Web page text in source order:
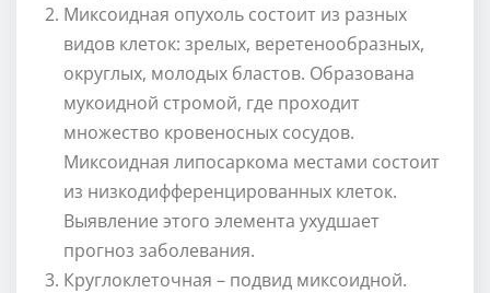
Миксоидная опухоль состоит из разных
видов клеток: зрелых, веретенообразных,
округлых, молодых бластов. Образована
мукоидной стромой, где проходит
множество кровеносных сосудов.
Миксоидная липосаркома местами состоит
из низкодифференцированных клеток.
Выявление этого элемента ухудшает
прогноз заболевания.
Круглоклеточная – подвид миксоидной.